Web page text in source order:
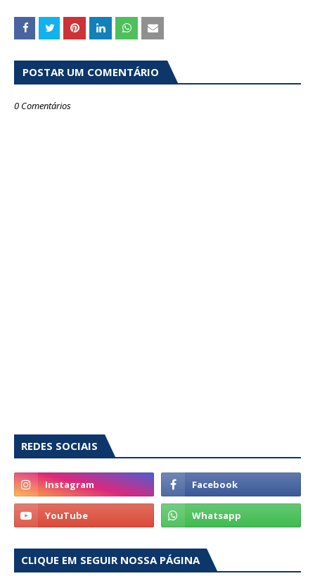
POSTAR UM COMENTÁRIO
0 Comentários
REDES SOCIAIS
CLIQUE EM SEGUIR NOSSA PÁGINA